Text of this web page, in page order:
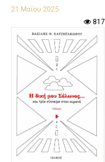
21 Μαΐου 2025
817